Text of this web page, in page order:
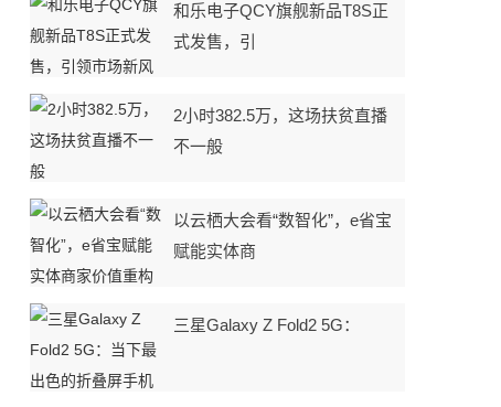
和乐电子QCY旗舰新品T8S正
式发售，引
2小时382.5万，这场扶贫直播
不一般
以云栖大会看“数智化”，e省宝
赋能实体商
三星Galaxy Z Fold2 5G：